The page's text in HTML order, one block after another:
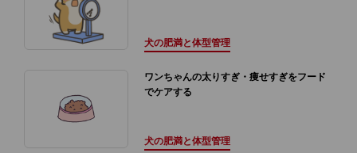
犬の肥満と体型管理
ワンちゃんの太りすぎ・痩せすぎをフード
でケアする
犬の肥満と体型管理